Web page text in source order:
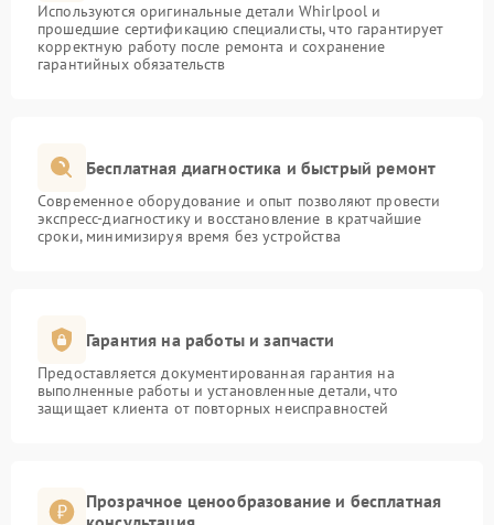
Используются оригинальные детали Whirlpool и
прошедшие сертификацию специалисты, что гарантирует
корректную работу после ремонта и сохранение
гарантийных обязательств
Бесплатная диагностика и быстрый ремонт
Современное оборудование и опыт позволяют провести
экспресс-диагностику и восстановление в кратчайшие
сроки, минимизируя время без устройства
Гарантия на работы и запчасти
Предоставляется документированная гарантия на
выполненные работы и установленные детали, что
защищает клиента от повторных неисправностей
Прозрачное ценообразование и бесплатная